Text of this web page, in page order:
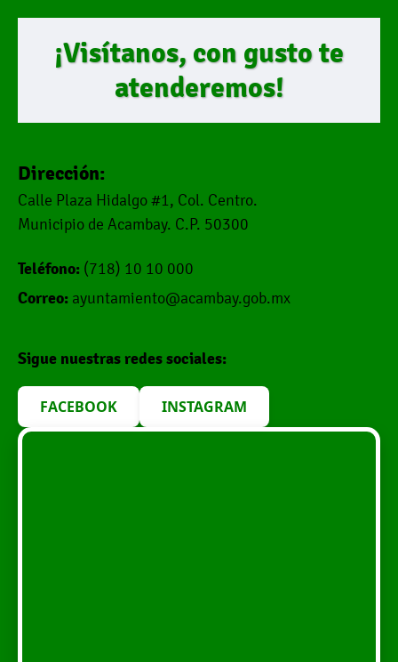
¡Visítanos, con gusto te
atenderemos!
Dirección:
Calle Plaza Hidalgo #1, Col. Centro.
Municipio de Acambay. C.P. 50300
Teléfono: (718) 10 10 000
Correo: ayuntamiento@acambay.gob.mx
Sigue nuestras redes sociales:
FACEBOOK INSTAGRAM